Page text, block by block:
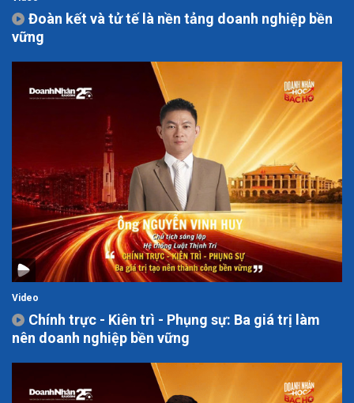
Đoàn kết và tử tế là nền tảng doanh nghiệp bền
vững
Video
Chính trực - Kiên trì - Phụng sự: Ba giá trị làm
nên doanh nghiệp bền vững